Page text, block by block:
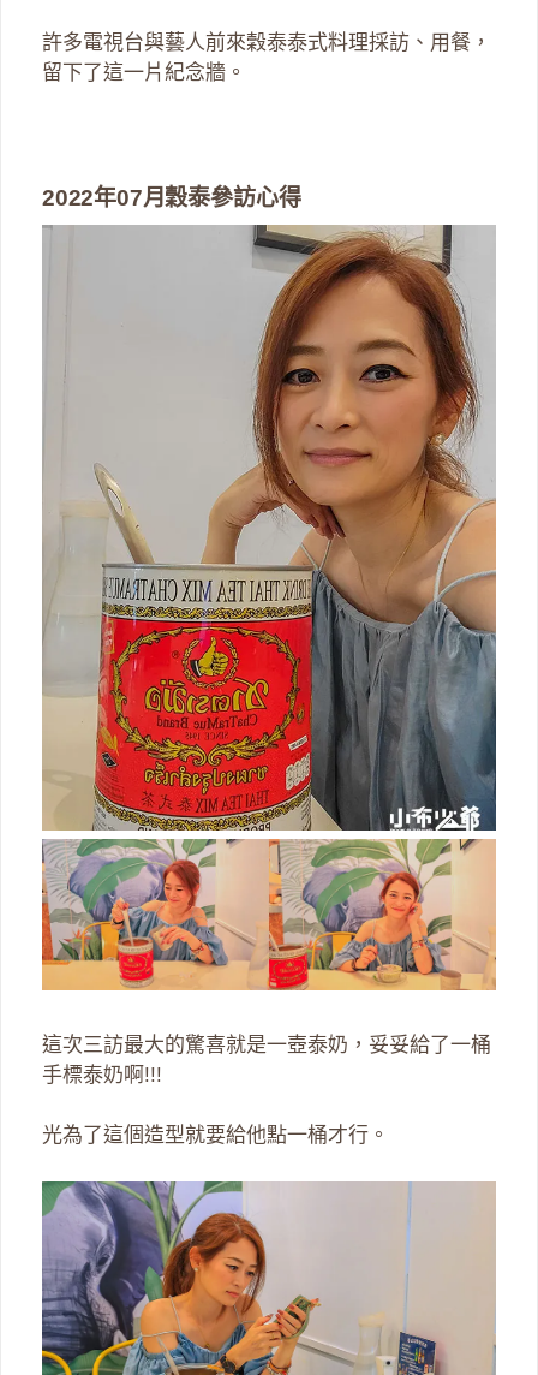
許多電視台與藝人前來穀泰泰式料理採訪、用餐，
留下了這一片紀念牆。
2022年07月穀泰參訪心得
這次三訪最大的驚喜就是一壺泰奶，妥妥給了一桶
手標泰奶啊!!!
光為了這個造型就要給他點一桶才行。